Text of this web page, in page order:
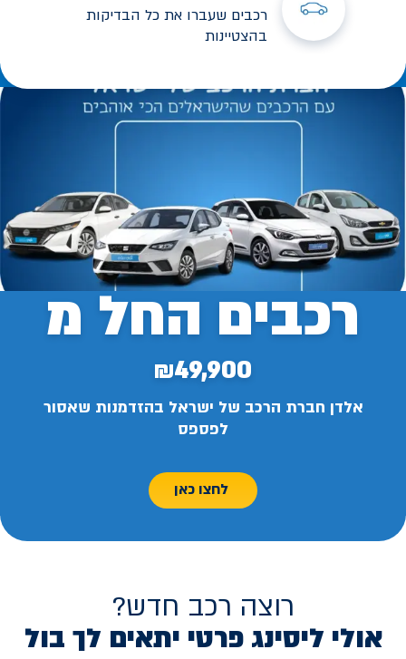
רכבים שעברו את כל הבדיקות
בהצטיינות
רכבים החל מ
₪49,900
אלדן חברת הרכב של ישראל בהזדמנות שאסור
לפספס
לחצו כאן
רוצה רכב חדש?
אולי ליסינג פרטי יתאים לך בול